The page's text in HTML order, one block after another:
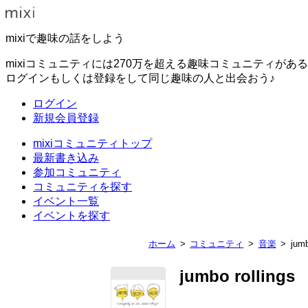
mixiで趣味の話をしよう
mixiコミュニティには270万を超える趣味コミュニティがある
ログインもしくは登録をして同じ趣味の人と出会おう♪
ログイン
新規会員登録
mixiコミュニティトップ
最新書き込み
参加コミュニティ
コミュニティを探す
イベント一覧
イベントを探す
ホーム コミュニティ 音楽
jumbo rollings